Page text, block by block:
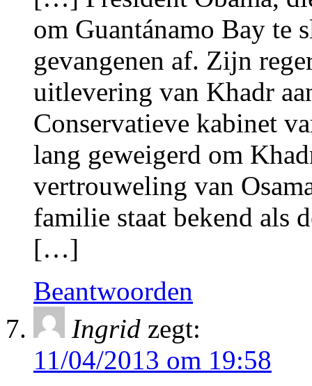
om Guantánamo Bay te
gevangenen af. Zijn
uitlevering van Khadr
Conservatieve kabinet
lang geweigerd om
vertrouweling van
familie staat bekend als
[…]
Beantwoorden
Ingrid zegt:
11/04/2013 om 19:58